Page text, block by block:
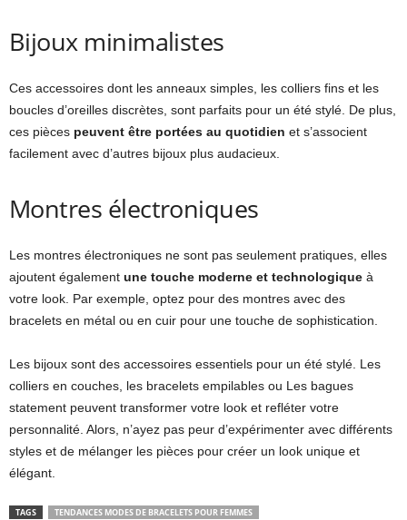
Bijoux minimalistes
Ces accessoires dont les anneaux simples, les colliers fins et les
boucles d’oreilles discrètes, sont parfaits pour un été stylé. De plus,
ces pièces peuvent être portées au quotidien et s’associent
facilement avec d’autres bijoux plus audacieux.
Montres électroniques
Les montres électroniques ne sont pas seulement pratiques, elles
ajoutent également une touche moderne et technologique à
votre look. Par exemple, optez pour des montres avec des
bracelets en métal ou en cuir pour une touche de sophistication.
Les bijoux sont des accessoires essentiels pour un été stylé. Les
colliers en couches, les bracelets empilables ou Les bagues
statement peuvent transformer votre look et refléter votre
personnalité. Alors, n’ayez pas peur d’expérimenter avec différents
styles et de mélanger les pièces pour créer un look unique et
élégant.
TAGS TENDANCES MODES DE BRACELETS POUR FEMMES